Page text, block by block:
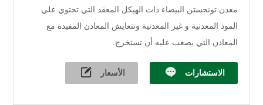
معدن تونجستن البيضاء ذات الهيكل المعقد التي تحتوي علي
المود المعدنية و غير المعدنية وتتعايش المعادن المفيدة مع
المعادن التي يصعب عليه أن تستخرج.
الاستشارات الأسعار